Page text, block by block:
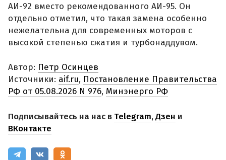
АИ-92 вместо рекомендованного АИ-95. Он
отдельно отметил, что такая замена особенно
нежелательна для современных моторов с
высокой степенью сжатия и турбонаддувом.
Автор: Петр Осинцев
Источники: aif.ru, Постановление Правительства
РФ от 05.08.2026 N 976, Минэнерго РФ
Подписывайтесь на нас в Telegram,Дзен и
ВКонтакте